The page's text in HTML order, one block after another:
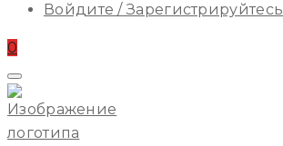
Войдите / Зарегистрируйтесь
0
Начальное
Меню